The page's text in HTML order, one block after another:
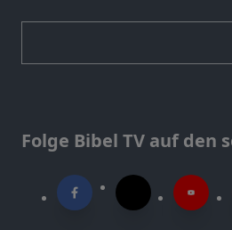
Folge Bibel TV auf den